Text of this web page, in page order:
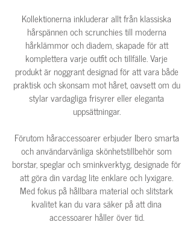
Kollektionerna inkluderar allt från klassiska
hårspännen och scrunchies till moderna
hårklämmor och diadem, skapade för att
komplettera varje outfit och tillfälle. Varje
produkt är noggrant designad för att vara både
praktisk och skonsam mot håret, oavsett om du
stylar vardagliga frisyrer eller eleganta
uppsättningar.
Förutom håraccessoarer erbjuder Ibero smarta
och användarvänliga skönhetstillbehör som
borstar, speglar och sminkverktyg, designade för
att göra din vardag lite enklare och lyxigare.
Med fokus på hållbara material och slitstark
kvalitet kan du vara säker på att dina
accessoarer håller över tid.